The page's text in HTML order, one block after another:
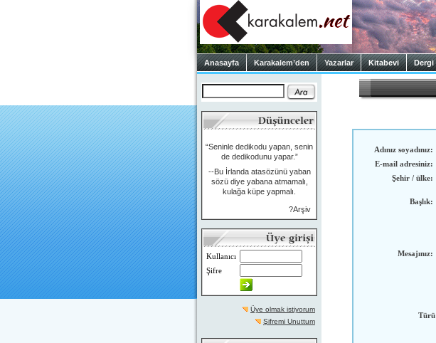
Anasayfa Karakalem’den Yazarlar Kitabevi Dergi
“Seninle dedikodu yapan, senin
de dedikodunu yapar.”
--Bu İrlanda atasözünü yaban
sözü diye yabana atmamalı,
kulağa küpe yapmalı.
?Arşiv
Kullanıcı
Şifre
Üye olmak istiyorum
Şifremi Unuttum
Adınız soyadınız:
E-mail adresiniz:
Şehir / ülke:
Başlık:
Mesajınız:
Türü